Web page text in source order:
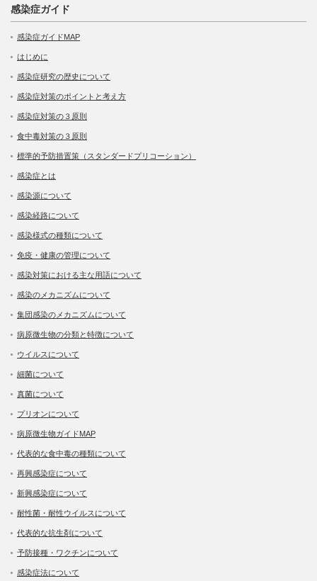
感染症ガイド
感染症ガイドMAP
はじめに
感染症研究の歴史について
感染症対策のポイントと考え方
感染症対策の３原則
食中毒対策の３原則
標準的予防措置策（スタンダードプリコーション）
感染症とは
感染源について
感染経路について
感染様式の種類について
免疫・健康の管理について
感染対策における主な用語について
感染のメカニズムについて
集団感染のメカニズムについて
病原微生物の分類と特徴について
ウイルスについて
細菌について
真菌について
プリオンについて
病原微生物ガイドMAP
代表的な食中毒の種類について
再興感染症について
新興感染症について
耐性菌・耐性ウイルスについて
代表的な抗生剤について
予防接種・ワクチンについて
感染症法について